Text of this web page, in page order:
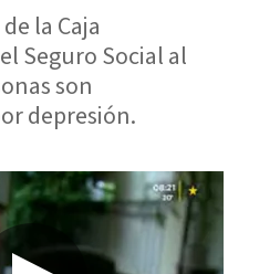
la Caja
Seguro Social al
son
depresión.